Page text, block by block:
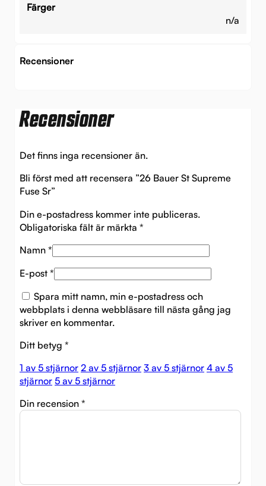
Färger
n/a
Recensioner
Recensioner
Det finns inga recensioner än.
Bli först med att recensera ”26 Bauer St Supreme
Fuse Sr”
Din e-postadress kommer inte publiceras.
Obligatoriska fält är märkta *
Namn *
E-post *
Spara mitt namn, min e-postadress och
webbplats i denna webbläsare till nästa gång jag
skriver en kommentar.
Ditt betyg *
1 av 5 stjärnor 2 av 5 stjärnor 3 av 5 stjärnor 4 av 5
stjärnor 5 av 5 stjärnor
Din recension *